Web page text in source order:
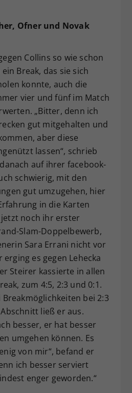
Ofner und Novak
Collins so wie schon
Break, das sie sich
konnte, auch die
vier und fünf im Match
„Bitter, denn ich
gut mitgehalten und
aber diese
lassen“, schrieb
auf ihrer facebook-
schwierig, mit den
gut umzugehen, hier
in die Karten
noch ihr erster
Slam-Doppelbewerb,
Sara Errani nicht vor
es gegen Lehecka
Steirer kassierte in allen
zum 4:5, 2:3 und 0:1.
Breakmöglichkeiten bei 2:3
ließ er aus.
besser, er hat besser
umgehen können. Es
von mir“, befand er
ich besser serviert
enger geworden.“